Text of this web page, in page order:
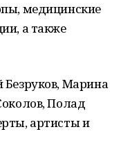
медицинские
а также
Безруков, Марина
Полад
артисты и